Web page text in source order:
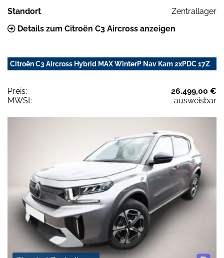
Standort
Zentrallager
Details zum Citroën C3 Aircross anzeigen
Citroën C3 Aircross Hybrid MAX WinterP Nav Kam 2xPDC 17Z
Preis:
26.499,00 €
MWSt:
ausweisbar